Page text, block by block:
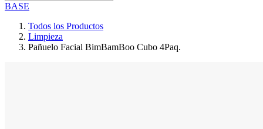
BASE
Todos los Productos
Limpieza
Pañuelo Facial BimBamBoo Cubo 4Paq.